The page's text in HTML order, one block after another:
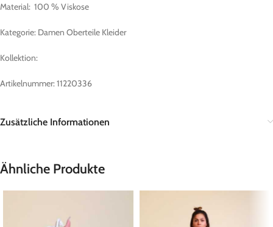
Material: 100 % Viskose
Kategorie: Damen Oberteile Kleider
Kollektion:
Artikelnummer: 11220336
Zusätzliche Informationen
Ähnliche Produkte